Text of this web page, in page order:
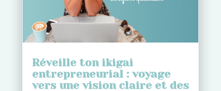
Réveille ton ikigai
entrepreneurial : voyage
vers une vision claire et des